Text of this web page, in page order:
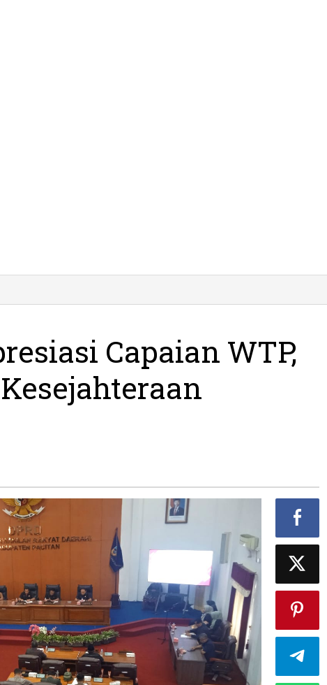
Capaian WTP,